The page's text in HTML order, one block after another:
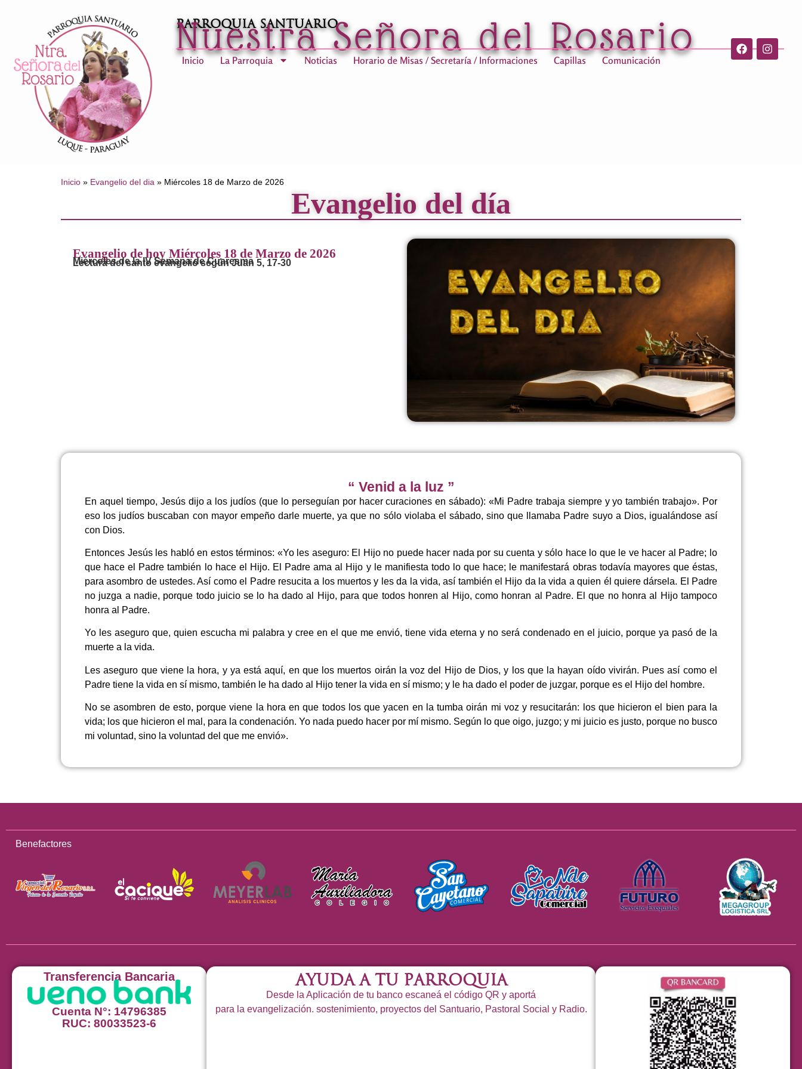
Parroquia Santuario
Nuestra Señora del Rosario
Inicio La Parroquia Noticias Horario de Misas / Secretaría / Informaciones Capillas Comunicación
Inicio » Evangelio del dia » Miércoles 18 de Marzo de 2026
Evangelio del día
Evangelio de hoy Miércoles 18 de Marzo de 2026
Miércoles de la IV Semana de Cuaresma
Lectura del santo evangelio según Juan 5, 17-30
“ Venid a la luz ”
En aquel tiempo, Jesús dijo a los judíos (que lo perseguían por hacer curaciones en sábado): «Mi Padre trabaja siempre y yo también trabajo». Por
eso los judíos buscaban con mayor empeño darle muerte, ya que no sólo violaba el sábado, sino que llamaba Padre suyo a Dios, igualándose así
con Dios.
Entonces Jesús les habló en estos términos: «Yo les aseguro: El Hijo no puede hacer nada por su cuenta y sólo hace lo que le ve hacer al Padre; lo
que hace el Padre también lo hace el Hijo. El Padre ama al Hijo y le manifiesta todo lo que hace; le manifestará obras todavía mayores que éstas,
para asombro de ustedes. Así como el Padre resucita a los muertos y les da la vida, así también el Hijo da la vida a quien él quiere dársela. El Padre
no juzga a nadie, porque todo juicio se lo ha dado al Hijo, para que todos honren al Hijo, como honran al Padre. El que no honra al Hijo tampoco
honra al Padre.
Yo les aseguro que, quien escucha mi palabra y cree en el que me envió, tiene vida eterna y no será condenado en el juicio, porque ya pasó de la
muerte a la vida.
Les aseguro que viene la hora, y ya está aquí, en que los muertos oirán la voz del Hijo de Dios, y los que la hayan oído vivirán. Pues así como el
Padre tiene la vida en sí mismo, también le ha dado al Hijo tener la vida en sí mismo; y le ha dado el poder de juzgar, porque es el Hijo del hombre.
No se asombren de esto, porque viene la hora en que todos los que yacen en la tumba oirán mi voz y resucitarán: los que hicieron el bien para la
vida; los que hicieron el mal, para la condenación. Yo nada puedo hacer por mí mismo. Según lo que oigo, juzgo; y mi juicio es justo, porque no busco
mi voluntad, sino la voluntad del que me envió».
Benefactores
Transferencia Bancaria
Cuenta N°: 14796385
RUC: 80033523-6
Ayuda a tu Parroquia
Desde la Aplicación de tu banco escaneá el código QR y aportá
para la evangelización. sostenimiento, proyectos del Santuario, Pastoral Social y Radio.